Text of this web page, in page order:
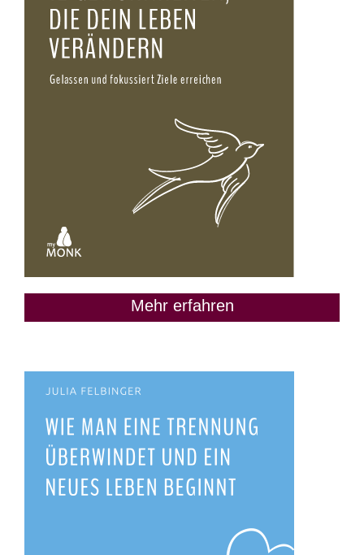
Mehr erfahren